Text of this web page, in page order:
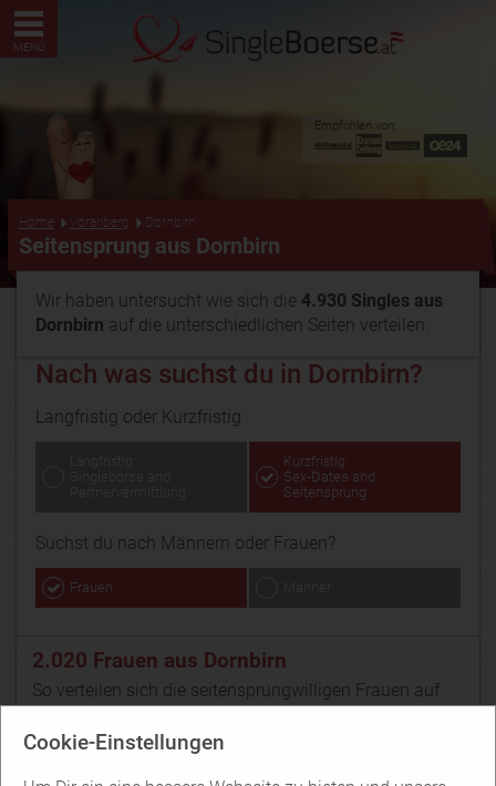
Cookie-Einstellungen
MENÜ
Empfohlen von:
Home Vorarlberg Dornbirn
Seitensprung aus Dornbirn
Wir haben untersucht wie sich die 4.930 Singles aus
Dornbirn auf die unterschiedlichen Seiten verteilen.
Nach was suchst du in Dornbirn?
Langfristig oder Kurzfristig
Kurzfristig:
Sex-Dates and
Seitensprung
Suchst du nach Männern oder Frauen?
Frauen
2.020 Frauen aus Dornbirn
So verteilen sich die seitensprungwilligen Frauen auf